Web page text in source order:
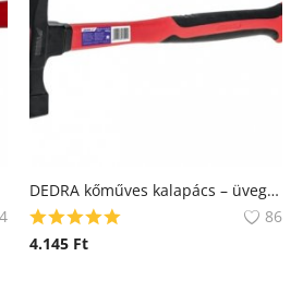
DEDRA kőműves kalapács – üvegszálas nyéllel
86
4.145 Ft